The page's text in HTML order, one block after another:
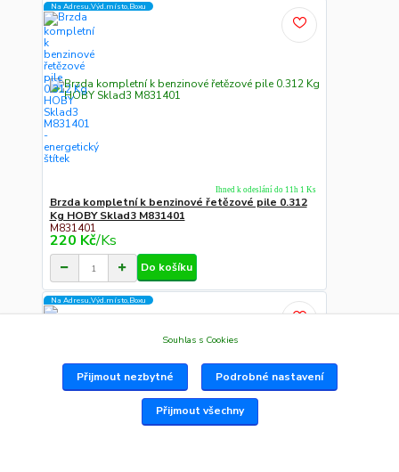
Na Adresu,Výd.místo,Boxu
Brzda kompletní k benzinové řetězové pile 0.312
Kg HOBY Sklad3 M831401
M831401
220 Kč/Ks
Ihned k odeslání do 11h 1 Ks
Do košíku
Na Adresu,Výd.místo,Boxu
Souhlas s Cookies
Přijmout nezbytné Podrobné nastavení
Přijmout všechny